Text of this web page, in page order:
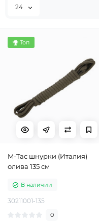
24
Топ
M-Tac шнурки (Италия)
олива 135 см
В наличии
30211001-135
0